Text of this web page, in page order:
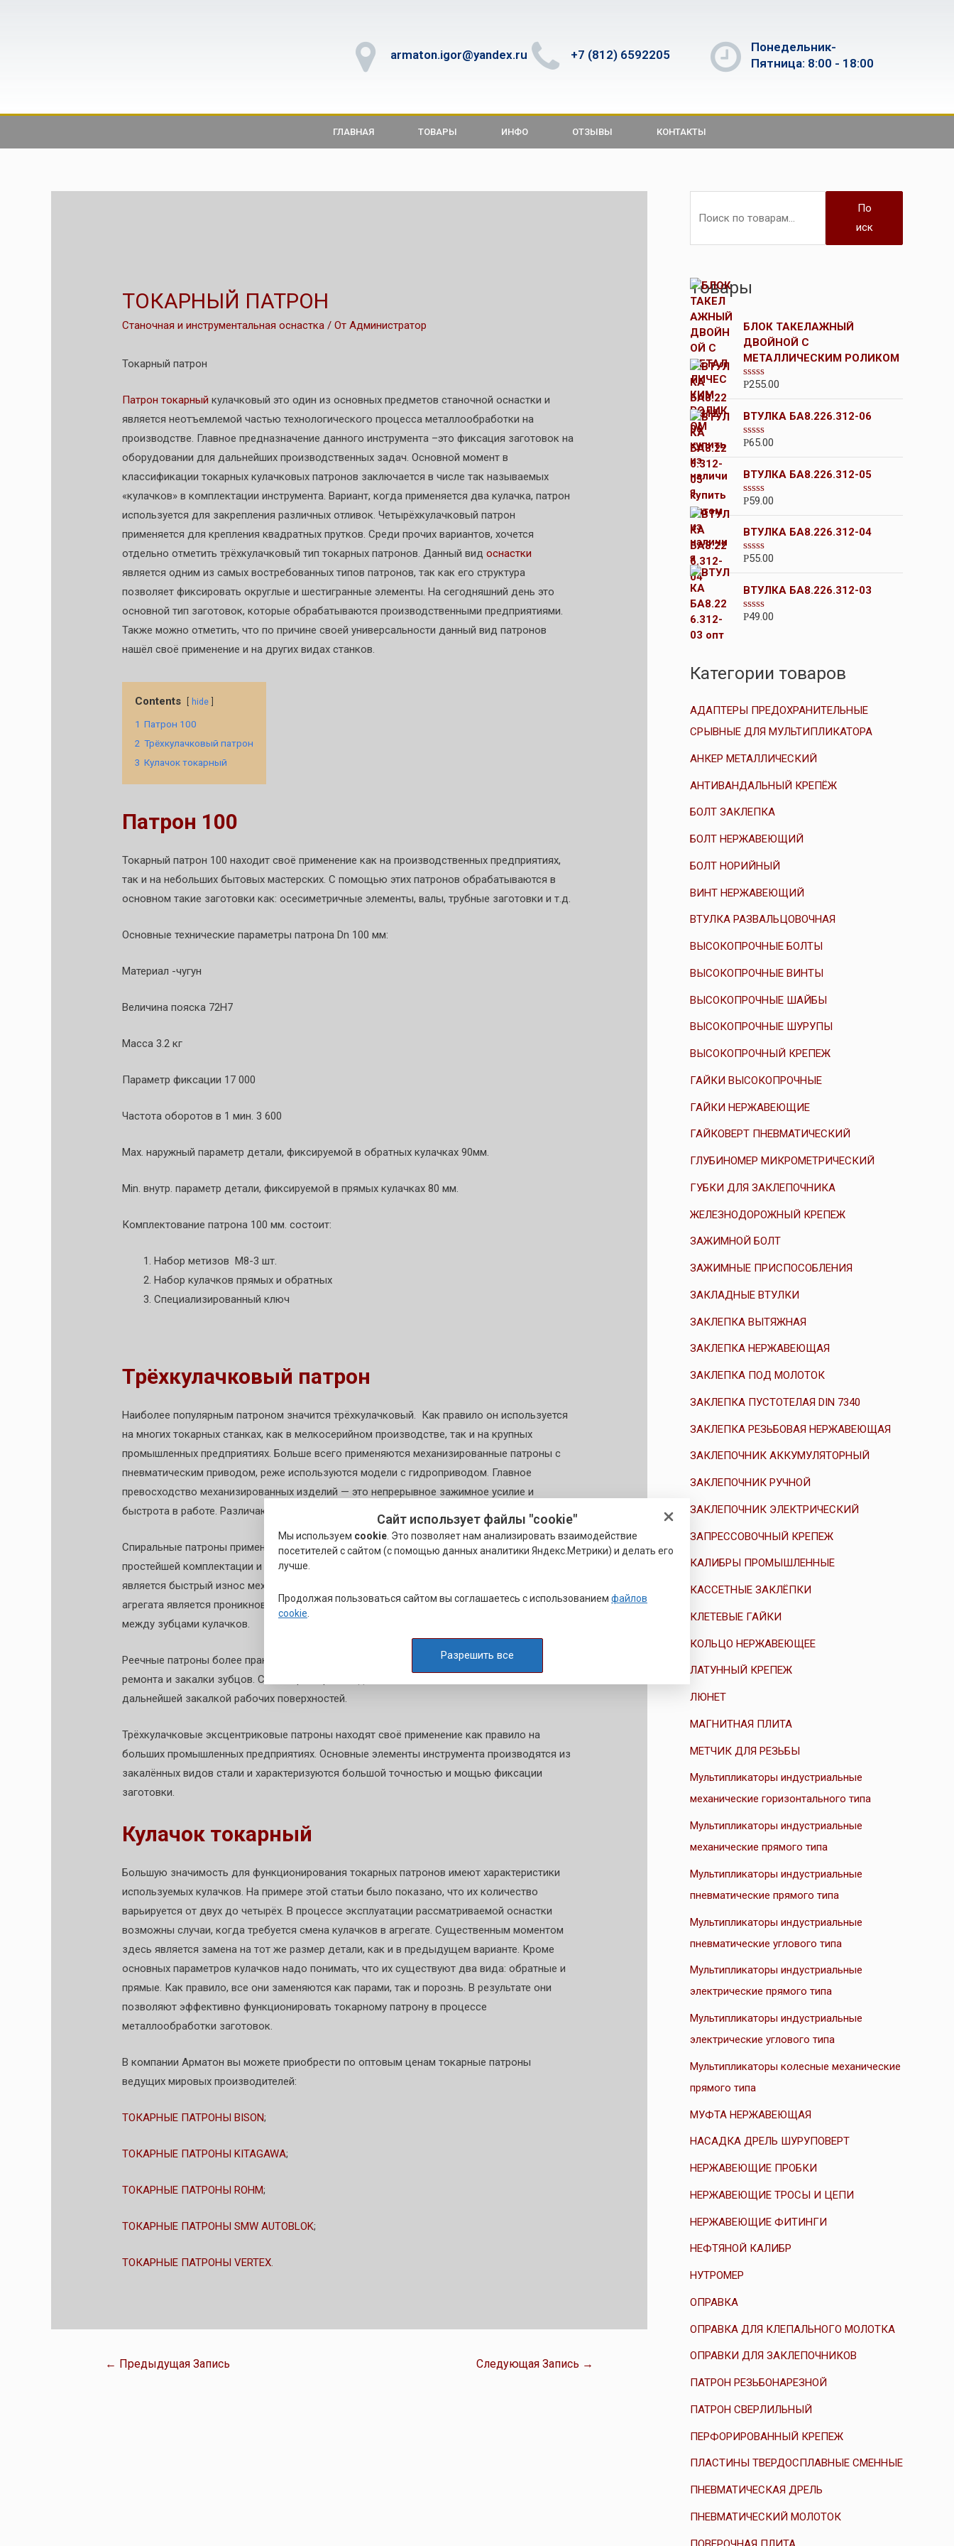
armaton.igor@yandex.ru +7 (812) 6592205
Понедельник-
Пятница: 8:00 - 18:00
ГЛАВНАЯ ТОВАРЫ ИНФО ОТЗЫВЫ КОНТАКТЫ
ТОКАРНЫЙ ПАТРОН
Станочная и инструментальная оснастка / ОтАдминистратор
Токарный патрон
Патрон токарный кулачковый это один из основных предметов станочной оснастки и
является неотъемлемой частью технологического процесса металлообработки на
производстве. Главное предназначение данного инструмента –это фиксация заготовок на
оборудовании для дальнейших производственных задач. Основной момент в
классификации токарных кулачковых патронов заключается в числе так называемых
«кулачков» в комплектации инструмента. Вариант, когда применяется два кулачка, патрон
используется для закрепления различных отливок. Четырёхкулачковый патрон
применяется для крепления квадратных прутков. Среди прочих вариантов, хочется
отдельно отметить трёхкулачковый тип токарных патронов. Данный видоснастки
является одним из самых востребованных типов патронов, так как его структура
позволяет фиксировать округлые и шестигранные элементы. На сегодняшний день это
основной тип заготовок, которые обрабатываются производственными предприятиями.
Также можно отметить, что по причине своей универсальности данный вид патронов
нашёл своё применение и на других видах станков.
Contents hide
1 Патрон 100
2 Трёхкулачковый патрон
3 Кулачок токарный
Патрон 100
Токарный патрон 100 находит своё применение как на производственных предприятиях,
так и на небольших бытовых мастерских. С помощью этих патронов обрабатываются в
основном такие заготовки как: осесиметричные элементы, валы, трубные заготовки и т.д.
Основные технические параметры патрона Dn 100 мм:
Материал -чугун
Величина пояска 72Н7
Масса 3.2 кг
Параметр фиксации 17 000
Частота оборотов в 1 мин. 3 600
Max. наружный параметр детали, фиксируемой в обратных кулачках 90мм.
Min. внутр. параметр детали, фиксируемой в прямых кулачках 80 мм.
Комплектование патрона 100 мм. состоит:
Набор метизов М8-3 шт.
Набор кулачков прямых и обратных
Специализированный ключ
Трёхкулачковый патрон
Наиболее популярным патроном значится трёхкулачковый. Как правило он используется
на многих токарных станках, как в мелкосерийном производстве, так и на крупных
промышленных предприятиях. Больше всего применяются механизированные патроны с
пневматическим приводом, реже используются модели с гидроприводом. Главное
превосходство механизированных изделий — это непрерывное зажимное усилие и
быстрота в работе. Различают спиральные, реечные и эксцентриковые типы патронов.
Спиральные патроны применяются на производстве уже очень долгое время из-за
простейшей комплектации и практичности. Однако главным недочётом этого вида
является быстрый износ механизмов патрона. Причиной быстрого изнашивания деталей
агрегата является проникновение отходов процесса металлообработки в промежутки
между зубцами кулачков.
Реечные патроны более практичны нежели спиральные, так как существует возможность
ремонта и закалки зубцов. Сам патрон производится из высококачественной стали с
дальнейшей закалкой рабочих поверхностей.
Трёхкулачковые эксцентриковые патроны находят своё применение как правило на
больших промышленных предприятиях. Основные элементы инструмента производятся из
закалённых видов стали и характеризуются большой точностью и мощью фиксации
заготовки.
Кулачок токарный
Большую значимость для функционирования токарных патронов имеют характеристики
используемых кулачков. На примере этой статьи было показано, что их количество
варьируется от двух до четырёх. В процессе эксплуатации рассматриваемой оснастки
возможны случаи, когда требуется смена кулачков в агрегате. Существенным моментом
здесь является замена на тот же размер детали, как и в предыдущем варианте. Кроме
основных параметров кулачков надо понимать, что их существуют два вида: обратные и
прямые. Как правило, все они заменяются как парами, так и порознь. В результате они
позволяют эффективно функционировать токарному патрону в процессе
металлообработки заготовок.
В компании Арматон вы можете приобрести по оптовым ценам токарные патроны
ведущих мировых производителей:
ТОКАРНЫЕ ПАТРОНЫ BISON;
ТОКАРНЫЕ ПАТРОНЫ KITAGAWA;
ТОКАРНЫЕ ПАТРОНЫ ROHM;
ТОКАРНЫЕ ПАТРОНЫ SMW AUTOBLOK;
ТОКАРНЫЕ ПАТРОНЫ VERTEX
← Предыдущая Запись Следующая Запись →
По
иск
Товары
БЛОК ТАКЕЛАЖНЫЙ
ДВОЙНОЙ С
МЕТАЛЛИЧЕСКИМ РОЛИКОМ
О
ц
н
к
а
и
з
Р255.00
ВТУЛКА БА8.226.312-06
О
ц
н
к
а
и
з
5
Р65.00
ВТУЛКА БА8.226.312-05
О
ц
н
к
а
з
Р59.00
ВТУЛКА БА8.226.312-04
О
ц
н
к
а
Р55.00
ВТУЛКА БА8.226.312-03
О
а
0
з
5
Р49.00
Категории товаров
АДАПТЕРЫ ПРЕДОХРАНИТЕЛЬНЫЕ
СРЫВНЫЕ ДЛЯ МУЛЬТИПЛИКАТОРА
АНКЕР МЕТАЛЛИЧЕСКИЙ
АНТИВАНДАЛЬНЫЙ КРЕПЁЖ
БОЛТ ЗАКЛЕПКА
БОЛТ НЕРЖАВЕЮЩИЙ
БОЛТ НОРИЙНЫЙ
ВИНТ НЕРЖАВЕЮЩИЙ
ВТУЛКА РАЗВАЛЬЦОВОЧНАЯ
ВЫСОКОПРОЧНЫЕ БОЛТЫ
ВЫСОКОПРОЧНЫЕ ВИНТЫ
ВЫСОКОПРОЧНЫЕ ШАЙБЫ
ВЫСОКОПРОЧНЫЕ ШУРУПЫ
ВЫСОКОПРОЧНЫЙ КРЕПЕЖ
ГАЙКИ ВЫСОКОПРОЧНЫЕ
ГАЙКИ НЕРЖАВЕЮЩИЕ
ГАЙКОВЕРТ ПНЕВМАТИЧЕСКИЙ
ГЛУБИНОМЕР МИКРОМЕТРИЧЕСКИЙ
ГУБКИ ДЛЯ ЗАКЛЕПОЧНИКА
ЖЕЛЕЗНОДОРОЖНЫЙ КРЕПЕЖ
ЗАЖИМНОЙ БОЛТ
ЗАЖИМНЫЕ ПРИСПОСОБЛЕНИЯ
ЗАКЛАДНЫЕ ВТУЛКИ
ЗАКЛЕПКА ВЫТЯЖНАЯ
ЗАКЛЕПКА НЕРЖАВЕЮЩАЯ
ЗАКЛЕПКА ПОД МОЛОТОК
ЗАКЛЕПКА ПУСТОТЕЛАЯ DIN 7340
ЗАКЛЕПКА РЕЗЬБОВАЯ НЕРЖАВЕЮЩАЯ
ЗАКЛЕПОЧНИК АККУМУЛЯТОРНЫЙ
ЗАКЛЕПОЧНИК РУЧНОЙ
ЗАКЛЕПОЧНИК ЭЛЕКТРИЧЕСКИЙ
ЗАПРЕССОВОЧНЫЙ КРЕПЕЖ
КАЛИБРЫ ПРОМЫШЛЕННЫЕ
КАССЕТНЫЕ ЗАКЛЁПКИ
КЛЕТЕВЫЕ ГАЙКИ
КОЛЬЦО НЕРЖАВЕЮЩЕЕ
ЛАТУННЫЙ КРЕПЕЖ
ЛЮНЕТ
МАГНИТНАЯ ПЛИТА
МЕТЧИК ДЛЯ РЕЗЬБЫ
Мультипликаторы индустриальные
механические горизонтального типа
Мультипликаторы индустриальные
механические прямого типа
Мультипликаторы индустриальные
пневматические прямого типа
Мультипликаторы индустриальные
пневматические углового типа
Мультипликаторы индустриальные
электрические прямого типа
Мультипликаторы индустриальные
электрические углового типа
Мультипликаторы колесные механические
прямого типа
МУФТА НЕРЖАВЕЮЩАЯ
НАСАДКА ДРЕЛЬ ШУРУПОВЕРТ
НЕРЖАВЕЮЩИЕ ПРОБКИ
НЕРЖАВЕЮЩИЕ ТРОСЫ И ЦЕПИ
НЕРЖАВЕЮЩИЕ ФИТИНГИ
НЕФТЯНОЙ КАЛИБР
НУТРОМЕР
ОПРАВКА
ОПРАВКА ДЛЯ КЛЕПАЛЬНОГО МОЛОТКА
ОПРАВКИ ДЛЯ ЗАКЛЕПОЧНИКОВ
ПАТРОН РЕЗЬБОНАРЕЗНОЙ
ПАТРОН СВЕРЛИЛЬНЫЙ
ПЕРФОРИРОВАННЫЙ КРЕПЕЖ
ПЛАСТИНЫ ТВЕРДОСПЛАВНЫЕ СМЕННЫЕ
ПНЕВМАТИЧЕСКАЯ ДРЕЛЬ
ПНЕВМАТИЧЕСКИЙ МОЛОТОК
Сайт использует файлы "cookie"
Мы используем cookie . Это позволяет нам анализировать взаимодействие
посетителей с сайтом (с помощью данных аналитики Яндекс.Метрики) и делать его
лучше.
Продолжая пользоваться сайтом вы соглашаетесь с использованием файлов
cookie
Разрешить все